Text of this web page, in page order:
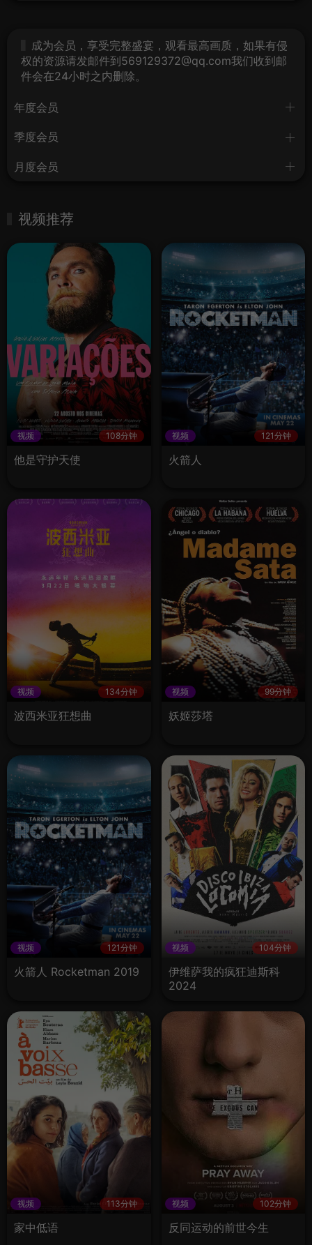
成为会员，享受完整盛宴，观看最高画质，如果有侵
权的资源请发邮件到569129372@qq.com我们收到邮
件会在24小时之内删除。
年度会员
季度会员
月度会员
视频推荐
视频 108分钟
他是守护天使
视频 121分钟
火箭人
视频 134分钟
波西米亚狂想曲
视频 99分钟
妖姬莎塔
视频 121分钟
火箭人 Rocketman 2019
视频 104分钟
伊维萨我的疯狂迪斯科
2024
视频 113分钟
家中低语
视频 102分钟
反同运动的前世今生